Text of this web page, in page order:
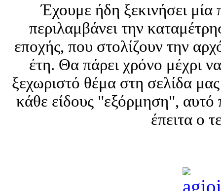
Έχουμε ήδη ξεκινήσει
περιλαμβάνει την
εποχής, που στολίζουν την
έτη. Θα πάρει χρόνο μέχρι
ξεχωριστό θέμα στη σελίδα
κάθε είδους "εξόρμηση", αυτό
έπειτα ο